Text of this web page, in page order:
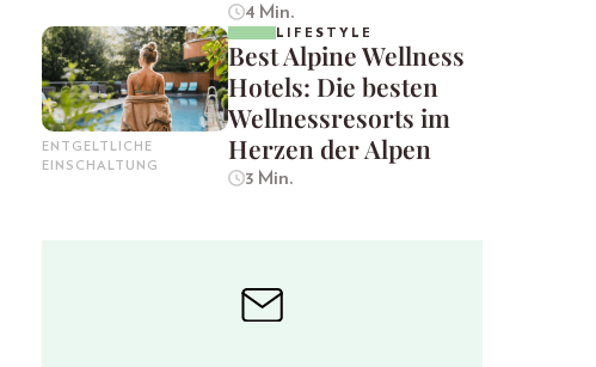
4 Min.
ENTGELTLICHE
EINSCHALTUNG
LIFESTYLE
Best Alpine Wellness
Hotels: Die besten
Wellnessresorts im
Herzen der Alpen
3 Min.